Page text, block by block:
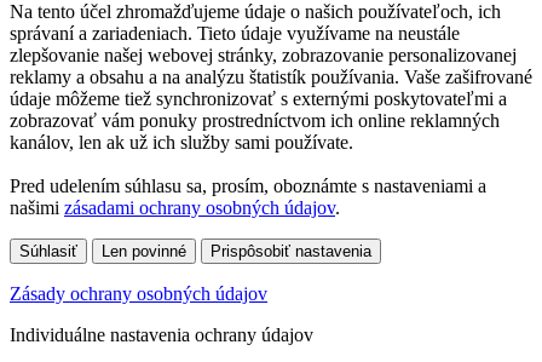
Na tento účel zhromažďujeme údaje o našich používateľoch, ich
správaní a zariadeniach. Tieto údaje využívame na neustále
zlepšovanie našej webovej stránky, zobrazovanie personalizovanej
reklamy a obsahu a na analýzu štatistík používania. Vaše zašifrované
údaje môžeme tiež synchronizovať s externými poskytovateľmi a
zobrazovať vám ponuky prostredníctvom ich online reklamných
kanálov, len ak už ich služby sami používate.
Pred udelením súhlasu sa, prosím, oboznámte s nastaveniami a
našimi zásadami ochrany osobných údajov.
Súhlasiť Len povinné Prispôsobiť nastavenia
Zásady ochrany osobných údajov
Individuálne nastavenia ochrany údajov